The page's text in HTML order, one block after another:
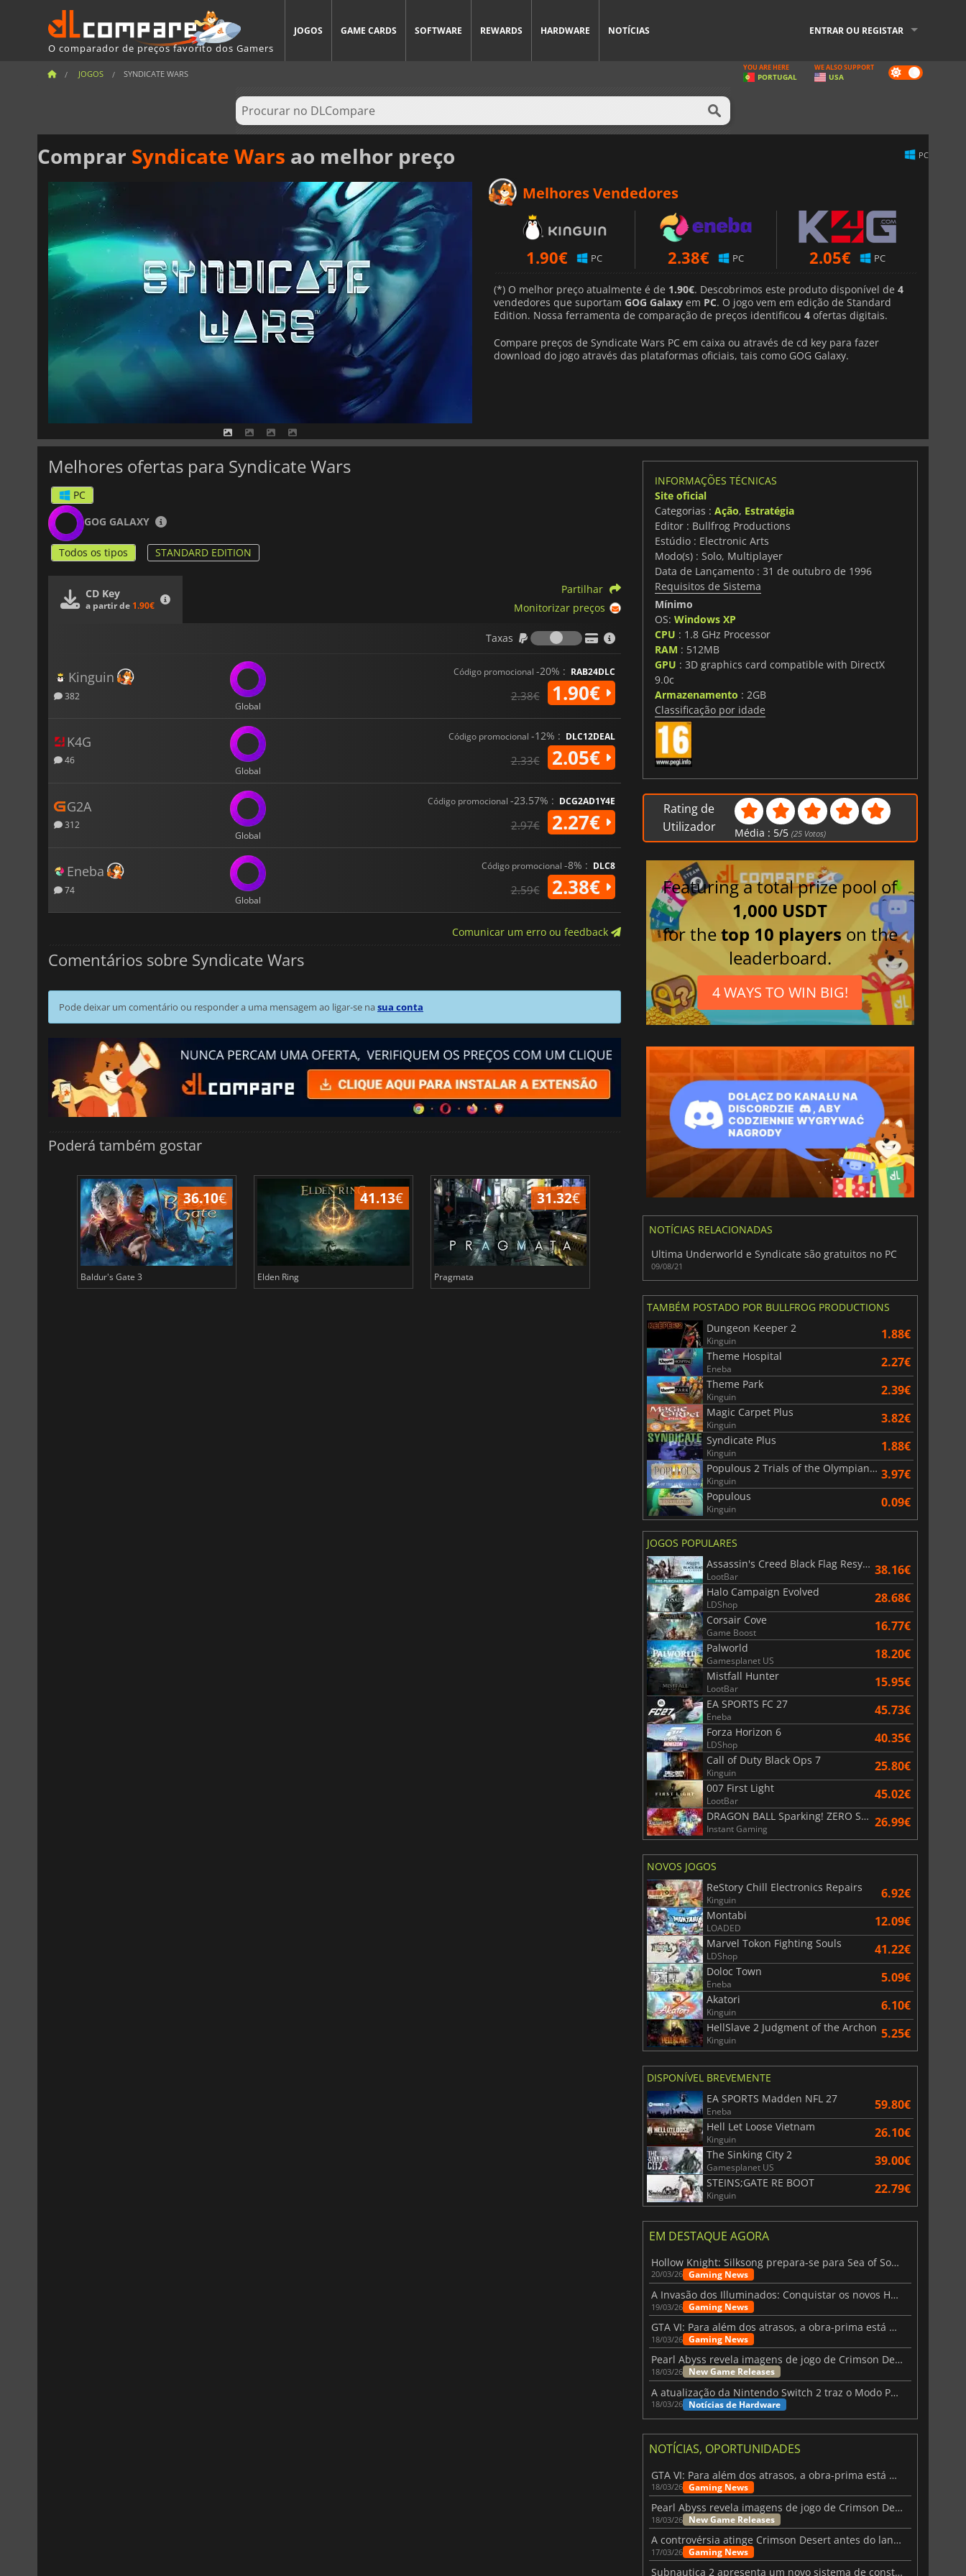
O comparador de preços favorito dos Gamers
JOGOS GAME CARDS SOFTWARE REWARDS HARDWARE NOTÍCIAS ENTRAR OU REGISTAR
JOGOS SYNDICATE WARS Dark
mode
YOU ARE HERE
PORTUGAL
WE ALSO SUPPORT
USA
Comprar Syndicate Wars ao melhor preço PC
Melhores Vendedores
1.90€ PC 2.38€ PC 2.05€ PC
(*) O melhor preço atualmente é de 1.90€. Descobrimos este produto disponível de 4
vendedores que suportam GOG Galaxy em PC. O jogo vem em edição de Standard
Edition. Nossa ferramenta de comparação de preços identificou 4 ofertas digitais.
Compare preços de Syndicate Wars PC em caixa ou através de cd key para fazer
download do jogo através das plataformas oficiais, tais como GOG Galaxy.
Melhores ofertas para Syndicate Wars
PC
GOG GALAXY
Todos os tipos STANDARD EDITION
CD Key
a partir de 1.90€
Partilhar
Monitorizar preços
Taxas
Taxas
Kinguin
382
Global
Código promocional -20% : RAB24DLC
2.38€ 1.90€
K4G
46
Global
Código promocional -12% : DLC12DEAL
2.33€ 2.05€
G2A
312
Global
Código promocional -23.57% : DCG2AD1Y4E
2.97€ 2.27€
Eneba
74
Global
Código promocional -8% : DLC8
2.59€ 2.38€
Comunicar um erro ou feedback
Comentários sobre Syndicate Wars
Pode deixar um comentário ou responder a uma mensagem ao ligar-se nasua conta
Poderá também gostar
36.10€
Baldur's Gate 3
41.13€
Elden Ring
31.32€
Pragmata
6.75€ 15.48
INFORMAÇÕES TÉCNICAS
Site oficial
Categorias : Ação, Estratégia
Editor : Bullfrog Productions
Estúdio : Electronic Arts
Modo(s) : Solo, Multiplayer
Data de Lançamento : 31 de outubro de 1996
Requisitos de Sistema
Mínimo
OS: Windows XP
CPU : 1.8 GHz Processor
RAM : 512MB
GPU : 3D graphics card compatible with DirectX
9.0c
Armazenamento : 2GB
Classificação por idade
Rating de
Utilizador
Média : 5/5 (25 Votos)
Featuring a total prize pool of
1,000 USDT
for thetop 10 players on the
leaderboard.
4 WAYS TO WIN BIG!
NOTÍCIAS RELACIONADAS
Ultima Underworld e Syndicate são gratuitos no PC
09/08/21
TAMBÉM POSTADO POR BULLFROG PRODUCTIONS
Dungeon Keeper 2
Kinguin 1.88€
Theme Hospital
Eneba 2.27€
Theme Park
Kinguin 2.39€
Magic Carpet Plus
Kinguin 3.82€
Syndicate Plus
Kinguin 1.88€
Populous 2 Trials of the Olympian Gods
Kinguin 3.97€
Populous
Kinguin 0.09€
JOGOS POPULARES
Assassin's Creed Black Flag Resynced
LootBar 38.16€
Halo Campaign Evolved
LDShop 28.68€
Corsair Cove
Game Boost 16.77€
Palworld
Gamesplanet US 18.20€
Mistfall Hunter
LootBar 15.95€
EA SPORTS FC 27
Eneba 45.73€
Forza Horizon 6
LDShop 40.35€
Call of Duty Black Ops 7
Kinguin 25.80€
007 First Light
LootBar 45.02€
DRAGON BALL Sparking! ZERO Super Limit Breaking NEO
Instant Gaming 26.99€
NOVOS JOGOS
ReStory Chill Electronics Repairs
Kinguin 6.92€
Montabi
LOADED 12.09€
Marvel Tokon Fighting Souls
LDShop 41.22€
Doloc Town
Eneba 5.09€
Akatori
Kinguin 6.10€
HellSlave 2 Judgment of the Archon
Kinguin 5.25€
DISPONÍVEL BREVEMENTE
EA SPORTS Madden NFL 27
Eneba 59.80€
Hell Let Loose Vietnam
Kinguin 26.10€
The Sinking City 2
Gamesplanet US 39.00€
STEINS;GATE RE BOOT
Kinguin 22.79€
EM DESTAQUE AGORA
Hollow Knight: Silksong prepara-se para Sea of Sorrow com um patch
20/03/26 Gaming News
A Invasão dos Illuminados: Conquistar os novos Helldivers 2 Atualização!
19/03/26 Gaming News
GTA VI: Para além dos atrasos, a obra-prima está quase a chegar
18/03/26 Gaming News
Pearl Abyss revela imagens de jogo de Crimson Desert para a PS5
18/03/26 New Game Releases
A atualização da Nintendo Switch 2 traz o Modo Portátil aos jogos mais antigos da Switch
18/03/26 Notícias de Hardware
NOTÍCIAS, OPORTUNIDADES
GTA VI: Para além dos atrasos, a obra-prima está quase a chegar
18/03/26 Gaming News
Pearl Abyss revela imagens de jogo de Crimson Desert para a PS5
18/03/26 New Game Releases
A controvérsia atinge Crimson Desert antes do lançamento
17/03/26 Gaming News
Subnautica 2 apresenta um novo sistema de construção de bases